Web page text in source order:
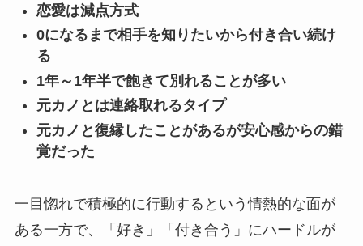
恋愛は減点方式
0になるまで相手を知りたいから付き合い続け
る
1年～1年半で飽きて別れることが多い
元カノとは連絡取れるタイプ
元カノと復縁したことがあるが安心感からの錯
覚だった
一目惚れで積極的に行動するという情熱的な面が
ある一方で、「好き」「付き合う」にハードルが